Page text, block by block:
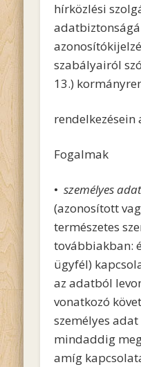
hírközlési
szabályairól
13.)
rendelkezésein
Fogalmak
•személyes adat
(azonosított
természetes
továbbiakban:
ügyfél)
az adatból
vonatkozó
személyes
mindaddig
amíg